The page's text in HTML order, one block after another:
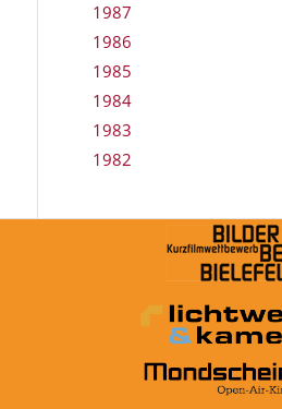
1987
1986
1985
1984
1983
1982